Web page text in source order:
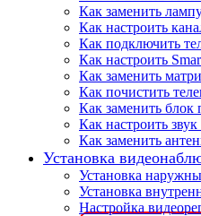
Как заменить
Как настроить
Как подключить
Как настроить
Как заменить
Как почистить
Как заменить блок
Как настроить звук
Как заменить
Установка
Установка
Установка
Настройка